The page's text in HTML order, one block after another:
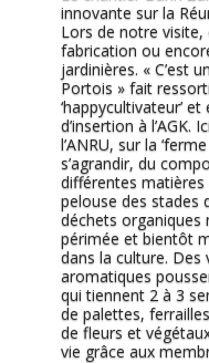
innovante sur la
Lors de notre visite,
fabrication ou
jardinières. « C’est
Portois » fait
‘happycultivateur’
d’insertion à
l’ANRU, sur la
s’agrandir, du
différentes
pelouse des stades
déchets
périmée et bientôt
dans la culture.
aromatiques
qui tiennent 2 à 3
de palettes,
de fleurs et
vie grâce aux